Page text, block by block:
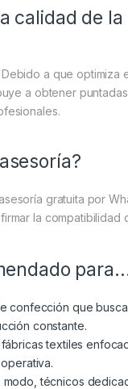
calidad de la
a que optimiza
a obtener puntadas
gratuita por
la compatibilidad
confección que
constante.
fábricas textiles
modo, técnicos